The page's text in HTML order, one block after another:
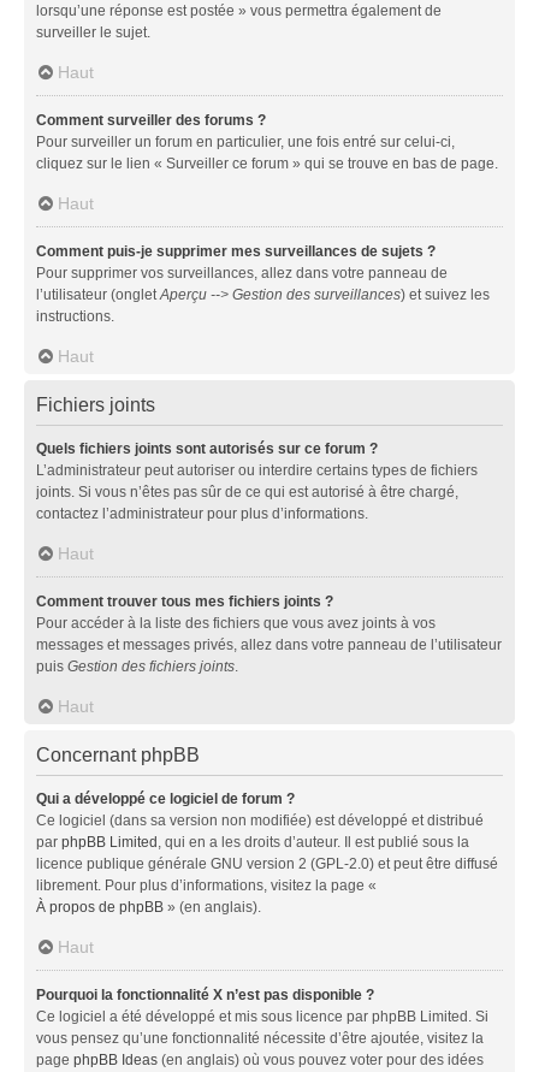
lorsqu’une réponse est postée » vous permettra également de
surveiller le sujet.
Haut
Comment surveiller des forums ?
Pour surveiller un forum en particulier, une fois entré sur celui-ci,
cliquez sur le lien « Surveiller ce forum » qui se trouve en bas de page.
Haut
Comment puis-je supprimer mes surveillances de sujets ?
Pour supprimer vos surveillances, allez dans votre panneau de
l’utilisateur (ongletAperçu --> Gestion des surveillances) et suivez les
instructions.
Haut
Fichiers joints
Quels fichiers joints sont autorisés sur ce forum ?
L’administrateur peut autoriser ou interdire certains types de fichiers
joints. Si vous n’êtes pas sûr de ce qui est autorisé à être chargé,
contactez l’administrateur pour plus d’informations.
Haut
Comment trouver tous mes fichiers joints ?
Pour accéder à la liste des fichiers que vous avez joints à vos
messages et messages privés, allez dans votre panneau de l’utilisateur
puis Gestion des fichiers joints.
Haut
Concernant phpBB
Qui a développé ce logiciel de forum ?
Ce logiciel (dans sa version non modifiée) est développé et distribué
par phpBB Limited, qui en a les droits d’auteur. Il est publié sous la
licence publique générale GNU version 2 (GPL-2.0) et peut être diffusé
librement. Pour plus d’informations, visitez la page «
À propos de phpBB » (en anglais).
Haut
Pourquoi la fonctionnalité X n’est pas disponible ?
Ce logiciel a été développé et mis sous licence par phpBB Limited. Si
vous pensez qu’une fonctionnalité nécessite d’être ajoutée, visitez la
page phpBB Ideas (en anglais) où vous pouvez voter pour des idées